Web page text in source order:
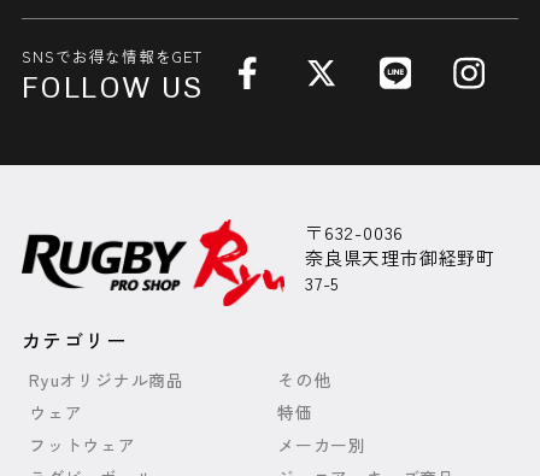
SNSでお得な情報をGET
FOLLOW US
〒632-0036
奈良県天理市御経野町
37-5
カテゴリー
Ryuオリジナル商品
ウェア
フットウェア
その他
特価
メーカー別